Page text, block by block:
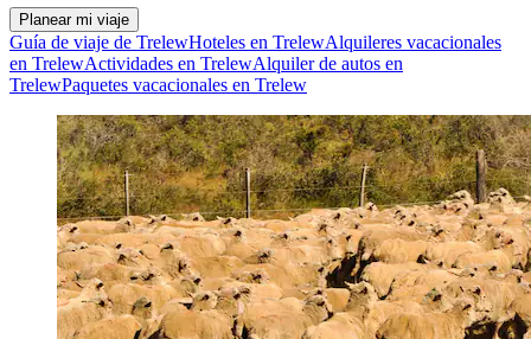
Planear mi viaje
Guía de viaje de TrelewHoteles en TrelewAlquileres vacacionales
en TrelewActividades en TrelewAlquiler de autos en
TrelewPaquetes vacacionales en Trelew